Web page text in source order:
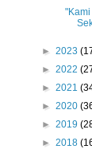
► 2023
► 2022
► 2021
► 2020
► 2019
► 2018